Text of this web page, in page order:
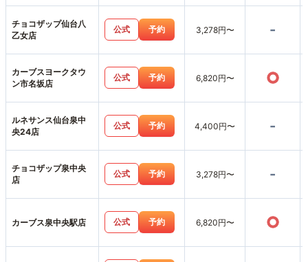
チョコザップ仙台八
乙女店
公式 予約 3,278円〜 -
カーブスヨークタウ
ン市名坂店
公式 予約 6,820円〜 ○
ルネサンス仙台泉中
央24店
公式 予約 4,400円〜 -
チョコザップ泉中央
店
公式 予約 3,278円〜 -
カーブス泉中央駅店 公式 予約 6,820円〜 ○